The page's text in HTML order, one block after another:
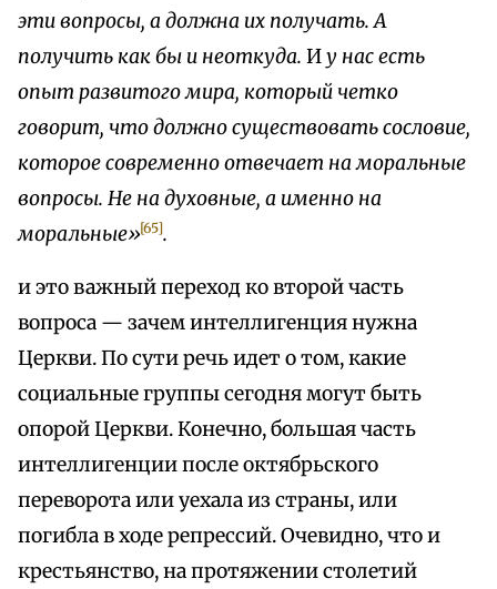
эти вопросы, а должна их получать. А
получить как бы и неоткуда. Иу нас есть
опыт развитого мира, который четко
говорит, что должно существовать сословие,
которое современно отвечает на моральные
вопросы. Не на духовные, а именно на
моральные»[65].
и это важный переход ко второй часть
вопроса — зачем интеллигенция нужна
Церкви. По сути речь идет о том, какие
социальные группы сегодня могут быть
опорой Церкви. Конечно, большая часть
интеллигенции после октябрьского
переворота или уехала из страны, или
погибла в ходе репрессий. Очевидно, что и
крестьянство, на протяжении столетий